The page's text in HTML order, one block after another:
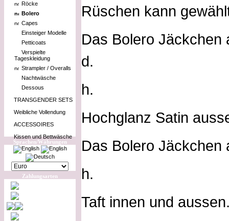
Röcke
Bolero
Capes
Einsteiger Modelle
Petticoats
Verspielte
Tageskleidung
Strampler / Overalls
Nachtwäsche
Dessous
TRANSGENDER SETS
Weibliche Vollendung
ACCESSOIRES
Kissen und Bettwäsche
Sprachen/Währungen
Zahlungsarten
Rüschen kann
Das Bolero Jäckchen
d.
h.
Hochglanz Satin
Das Bolero Jäckchen
h.
Taft innen und